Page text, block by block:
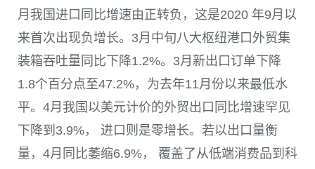
月我国进口同比增速由正转负，这是2020 年9月以
来首次出现负增长。 3月中旬八大枢纽港口外贸集
装箱吞吐量同比下降1.2%。 3月新出口订单下降
1.8个百分点至47.2%，为去年11月份以来最低水
平。 4月我国以美元计价的外贸出口同比增速罕见
下降到 3.9%， 进口则是零增长。若以出口量衡
量， 4月同比萎缩6.9%， 覆盖了从低端消费品到科